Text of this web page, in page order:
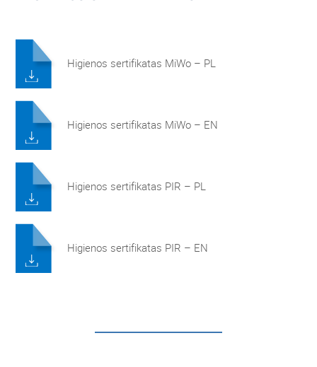
Higienos sertifikatas MiWo – PL
Higienos sertifikatas MiWo – EN
Higienos sertifikatas PIR – PL
Higienos sertifikatas PIR – EN